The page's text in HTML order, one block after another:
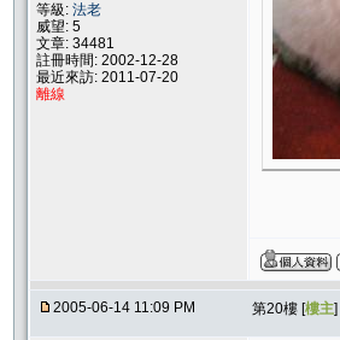
等級: 法老
威望: 5
文章: 34481
註冊時間: 2002-12-28
最近來訪: 2011-07-20
離線
2005-06-14 11:09 PM 第20樓 [樓主]